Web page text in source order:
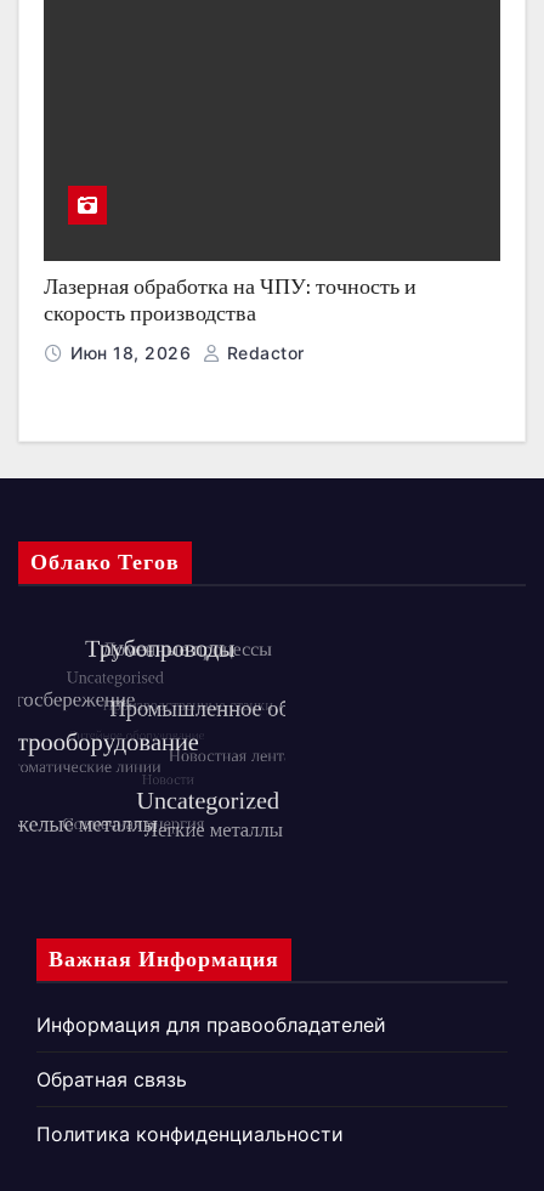
Лазерная обработка на ЧПУ: точность и
скорость производства
Июн 18, 2026 Redactor
Облако Тегов
Важная Информация
Информация для правообладателей
Обратная связь
Политика конфиденциальности